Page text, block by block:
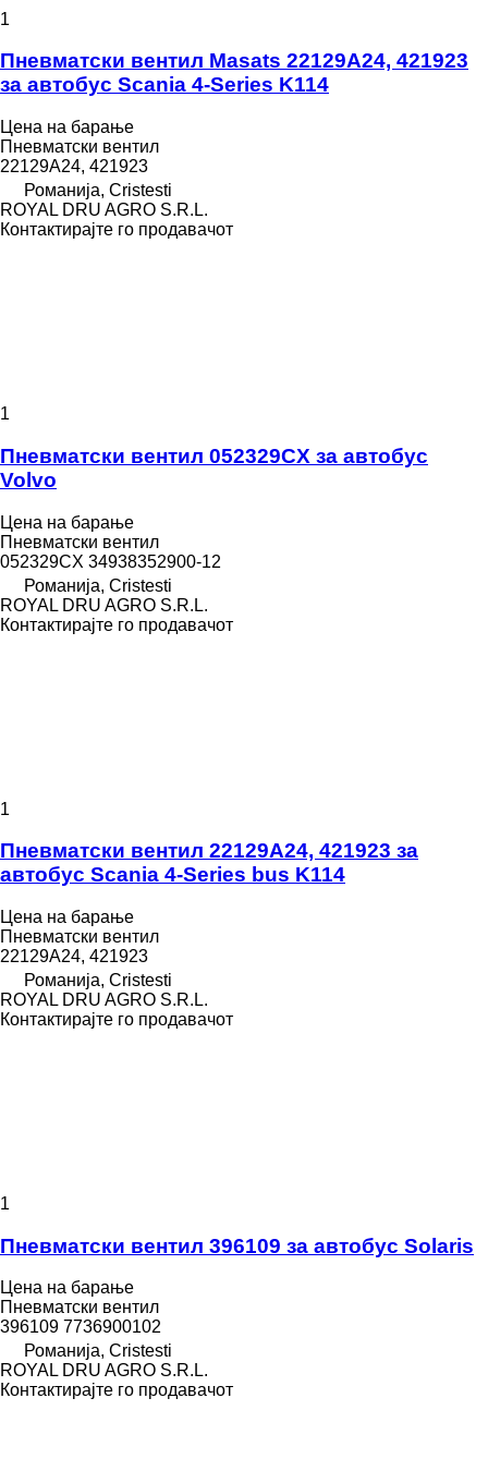
1
Пневматски вентил Masats 22129A24, 421923
за автобус Scania 4-Series K114
Цена на барање
Пневматски вентил
22129A24, 421923
Романија, Cristesti
ROYAL DRU AGRO S.R.L.
Контактирајте го продавачот
1
Пневматски вентил 052329CX за автобус
Volvo
Цена на барање
Пневматски вентил
052329CX 34938352900-12
Романија, Cristesti
ROYAL DRU AGRO S.R.L.
Контактирајте го продавачот
1
Пневматски вентил 22129A24, 421923 за
автобус Scania 4-Series bus K114
Цена на барање
Пневматски вентил
22129A24, 421923
Романија, Cristesti
ROYAL DRU AGRO S.R.L.
Контактирајте го продавачот
1
Пневматски вентил 396109 за автобус Solaris
Цена на барање
Пневматски вентил
396109 7736900102
Романија, Cristesti
ROYAL DRU AGRO S.R.L.
Контактирајте го продавачот